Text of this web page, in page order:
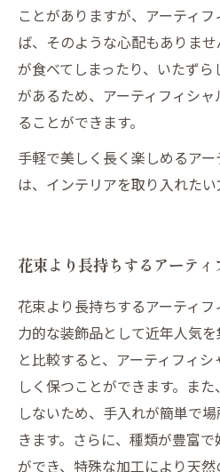
ことがありますが、アーティ
ば、そのような心配もありま
が食べてしまったり、いたず
があるため、アーティフィシ
ることができます。
手軽で美しく長く楽しめるア
は、インテリアを取り入れたい
花束より長持ちするアーテ
花束より長持ちするアーティ
力的な装飾品として近年人気
と比較すると、アーティフィ
しく保つことができます。ま
しないため、手入れが簡単で
きます。さらに、種類が豊富
ができ、特殊な加工により天